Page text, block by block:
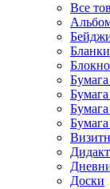
Все
Бланки
Доски